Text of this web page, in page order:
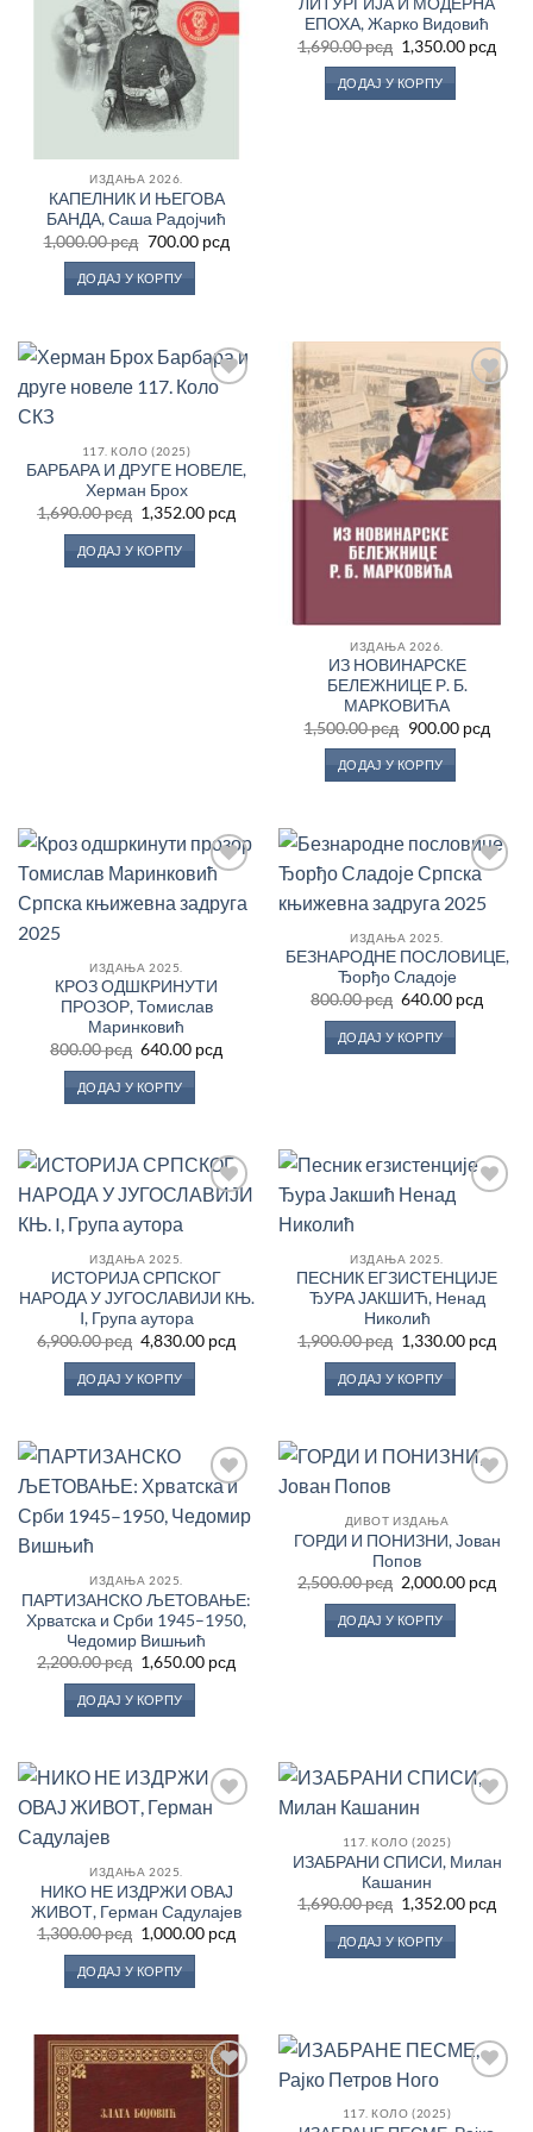
ИЗДАЊА 2026.
КАПЕЛНИК И ЊЕГОВА
БАНДА, Саша Радојчић
1,000.00рсд Оригинална
је
била:
1,000.00 рсд.
700.00 рсдТренутна
цена
ДОДАЈ У КОРПУ
ЛИТУРГИЈА И МОДЕРНА
ЕПОХА, Жарко Видовић
1,690.00рсд Оригинална
цена
је
била:
1,690.00 рсд.
1,350.00 рсд
цена
ДОДАЈ У КОРПУ
117. КОЛО (2025)
БАРБАРА И ДРУГЕ НОВЕЛЕ,
Херман Брох
1,690.00рсд Оригинална
цена
је
била:
1,690.00 рсд.
1,352.00 рсд
цена
ДОДАЈ У КОРПУ
Додај
у
Листу
жеља
ИЗДАЊА 2026.
ИЗ НОВИНАРСКЕ
БЕЛЕЖНИЦЕ Р. Б.
МАРКОВИЋА
1,500.00рсд Оригинална
је
била:
1,500.00 рсд.
900.00 рсд
цена
ДОДАЈ У КОРПУ
у
ИЗДАЊА 2025.
КРОЗ ОДШКРИНУТИ
ПРОЗОР, Томислав
Маринковић
800.00рсд Оригинална
је
била:
800.00 рсд.
640.00 рсд
цена
ДОДАЈ У КОРПУ
у
ИЗДАЊА 2025.
БЕЗНАРОДНЕ ПОСЛОВИЦЕ,
Ђорђо Сладоје
800.00рсд Оригинална
је
била:
800.00 рсд.
640.00 рсд
цена
ДОДАЈ У КОРПУ
ИЗДАЊА 2025.
ИСТОРИЈА СРПСКОГ
НАРОДА У ЈУГОСЛАВИЈИ КЊ.
I, Група аутора
6,900.00рсд Оригинална
цена
је
била:
6,900.00 рсд.
4,830.00 рсд Тренутна
цена
ДОДАЈ У КОРПУ
ИЗДАЊА 2025.
ПЕСНИК ЕГЗИСТЕНЦИЈЕ
ЂУРА ЈАКШИЋ, Ненад
Николић
1,900.00рсд Оригинална
цена
је
била:
1,900.00 рсд.
1,330.00 рсд
цена
ДОДАЈ У КОРПУ
у
ИЗДАЊА 2025.
ПАРТИЗАНСКО ЉЕТОВАЊЕ:
Хрватска и Срби 1945–1950,
Чедомир Вишњић
2,200.00рсд Оригинална
цена
је
била:
2,200.00 рсд.
1,650.00 рсд
цена
ДОДАЈ У КОРПУ
жеља
ДИВОТ ИЗДАЊА
ГОРДИ И ПОНИЗНИ, Јован
Попов
2,500.00рсд Оригинална
цена
је
била:
2,500.00 рсд.
2,000.00 рсд
цена
ДОДАЈ У КОРПУ
ИЗДАЊА 2025.
НИКО НЕ ИЗДРЖИ ОВАЈ
ЖИВОТ, Герман Садулајев
1,300.00рсд Оригинална
цена
је
била:
1,300.00 рсд.
1,000.00 рсд
цена
ДОДАЈ У КОРПУ
жеља
117. КОЛО (2025)
ИЗАБРАНИ СПИСИ, Милан
Кашанин
1,690.00рсд Оригинална
цена
је
била:
1,690.00 рсд.
1,352.00 рсд
цена
ДОДАЈ У КОРПУ
Додај
у
Листу
Листу
117. КОЛО (2025)